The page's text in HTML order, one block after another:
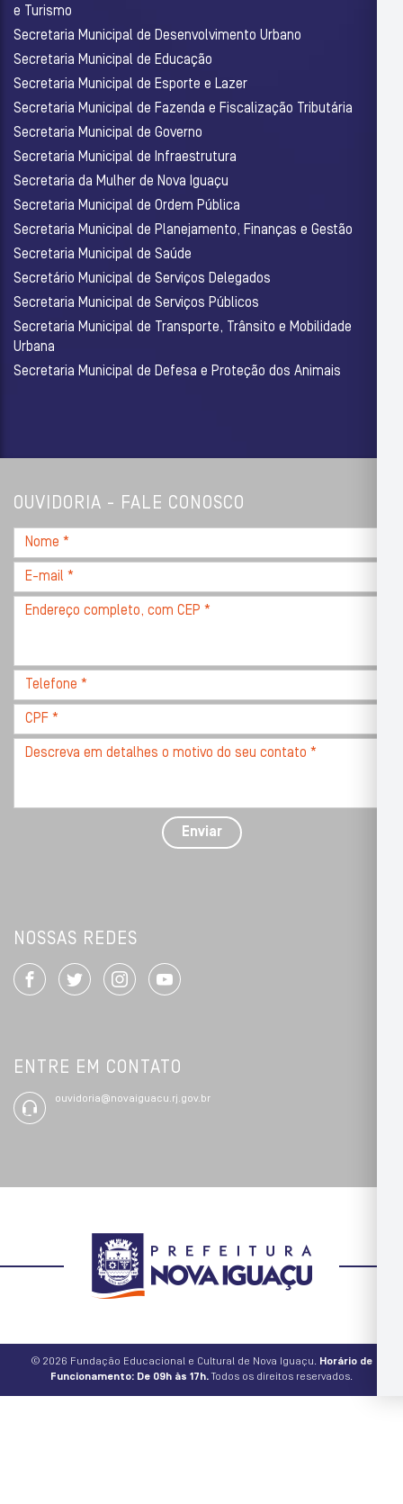
e Turismo
Secretaria Municipal de Desenvolvimento Urbano
Secretaria Municipal de Educação
Secretaria Municipal de Esporte e Lazer
Secretaria Municipal de Fazenda e Fiscalização Tributária
Secretaria Municipal de Governo
Secretaria Municipal de Infraestrutura
Secretaria da Mulher de Nova Iguaçu
Secretaria Municipal de Ordem Pública
Secretaria Municipal de Planejamento, Finanças e Gestão
Secretaria Municipal de Saúde
Secretário Municipal de Serviços Delegados
Secretaria Municipal de Serviços Públicos
Secretaria Municipal de Transporte, Trânsito e Mobilidade
Urbana
Secretaria Municipal de Defesa e Proteção dos Animais
OUVIDORIA - FALE CONOSCO
Nome
*
E-
mail
Endereço
CEP
Telefone
*
CPF
*
Descreva
com
Enviar
NOSSAS REDES
ENTRE EM CONTATO
ouvidoria@novaiguacu.rj.gov.br
© 2026 Fundação Educacional e Cultural de Nova Iguaçu. Horário de
Funcionamento: De 09h às 17h.Todos os direitos reservados.